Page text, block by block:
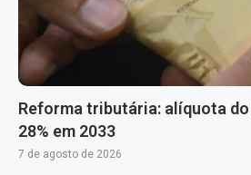
Reforma tributária: alíquota do
28% em 2033
7 de agosto de 2026